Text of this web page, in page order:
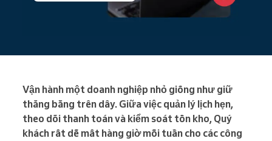
Vận hành một doanh nghiệp nhỏ giống như giữ
thăng bằng trên dây. Giữa việc quản lý lịch hẹn,
theo dõi thanh toán và kiểm soát tồn kho, Quý
khách rất dễ mất hàng giờ mỗi tuần cho các công